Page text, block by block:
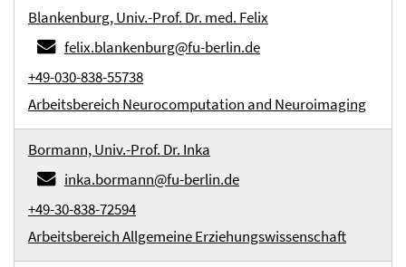
Blankenburg, Univ.-Prof. Dr. med. Felix
felix.blankenburg@fu-berlin.de
+49-030-838-55738
Arbeitsbereich Neurocomputation and Neuroimaging
Bormann, Univ.-Prof. Dr. Inka
inka.bormann@fu-berlin.de
+49-30-838-72594
Arbeitsbereich Allgemeine Erziehungswissenschaft